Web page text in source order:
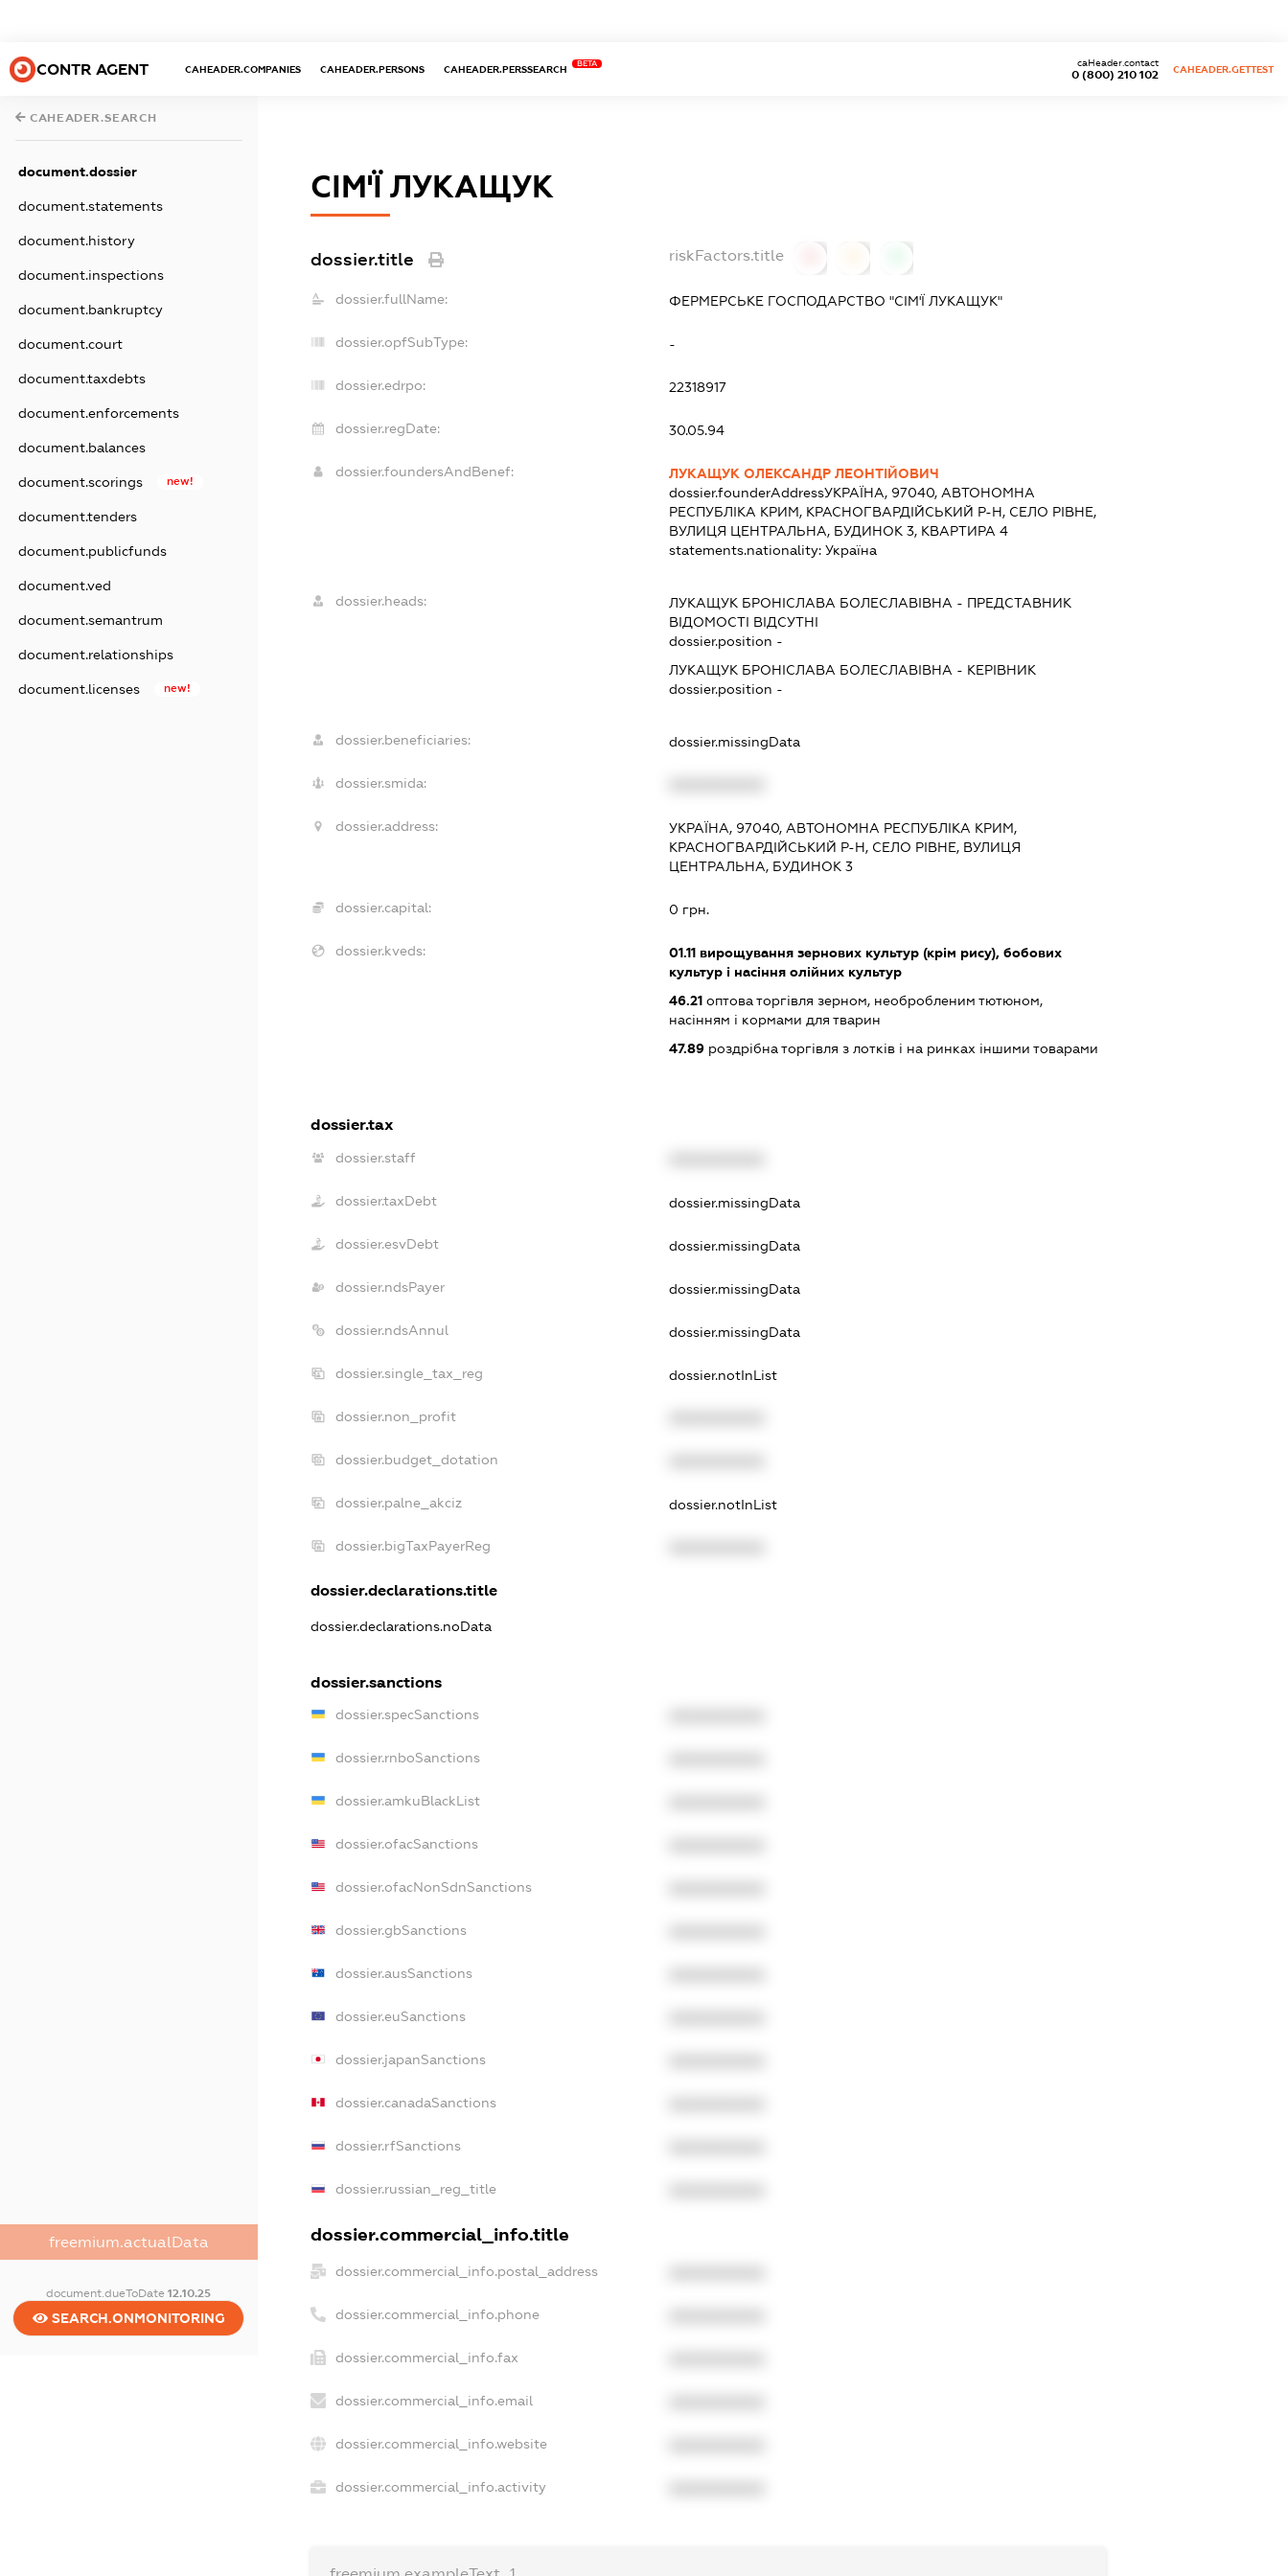
CONTR AGENT CAHEADER.COMPANIES CAHEADER.PERSONS CAHEADER.PERSSEARCH
BETA
0 (800) 210 102
caHeader.contact
CAHEADER.GETTEST
CAHEADER.SEARCH
document.dossier
document.statements
document.history
document.inspections
document.bankruptcy
document.court
document.taxdebts
document.enforcements
document.balances
document.scorings new!
document.tenders
document.publicfunds
document.ved
document.semantrum
document.relationships
document.licenses new!
freemium.actualData
document.dueToDate12.10.25
SEARCH.ONMONITORING
СІМ'Ї ЛУКАЩУК
dossier.title riskFactors.title
dossier.fullName: ФЕРМЕРСЬКЕ ГОСПОДАРСТВО "СІМ'Ї ЛУКАЩУК"
dossier.opfSubType: -
dossier.edrpo: 22318917
dossier.regDate: 30.05.94
dossier.foundersAndBenef:
ЛУКАЩУК ОЛЕКСАНДР ЛЕОНТІЙОВИЧ
dossier.founderAddressУКРАЇНА, 97040, АВТОНОМНА
РЕСПУБЛІКА КРИМ, КРАСНОГВАРДІЙСЬКИЙ Р-Н, СЕЛО РІВНЕ,
ВУЛИЦЯ ЦЕНТРАЛЬНА, БУДИНОК 3, КВАРТИРА 4
statements.nationality: Україна
dossier.heads: ЛУКАЩУК БРОНІСЛАВА БОЛЕСЛАВІВНА - ПРЕДСТАВНИК
ВІДОМОСТІ ВІДСУТНІ
dossier.position -
ЛУКАЩУК БРОНІСЛАВА БОЛЕСЛАВІВНА - КЕРІВНИК
dossier.position -
dossier.beneficiaries: dossier.missingData
dossier.smida:
dossier.address:
УКРАЇНА, 97040, АВТОНОМНА РЕСПУБЛІКА КРИМ,
КРАСНОГВАРДІЙСЬКИЙ Р-Н, СЕЛО РІВНЕ, ВУЛИЦЯ
ЦЕНТРАЛЬНА, БУДИНОК 3
dossier.capital: 0 грн.
dossier.kveds: 01.11вирощування зернових культур (крім рису), бобових
культур і насіння олійних культур
46.21оптова торгівля зерном, необробленим тютюном,
насінням і кормами для тварин
47.89роздрібна торгівля з лотків і на ринках іншими товарами
dossier.tax
dossier.staff
dossier.taxDebt dossier.missingData
dossier.esvDebt dossier.missingData
dossier.ndsPayer dossier.missingData
dossier.ndsAnnul dossier.missingData
dossier.single_tax_reg dossier.notInList
dossier.non_profit
dossier.budget_dotation
dossier.palne_akciz dossier.notInList
dossier.bigTaxPayerReg
dossier.declarations.title
dossier.declarations.noData
dossier.sanctions
dossier.specSanctions
dossier.rnboSanctions
dossier.amkuBlackList
dossier.ofacSanctions
dossier.ofacNonSdnSanctions
dossier.gbSanctions
dossier.ausSanctions
dossier.euSanctions
dossier.japanSanctions
dossier.canadaSanctions
dossier.rfSanctions
dossier.russian_reg_title
dossier.commercial_info.title
dossier.commercial_info.postal_address
dossier.commercial_info.phone
dossier.commercial_info.fax
dossier.commercial_info.email
dossier.commercial_info.website
dossier.commercial_info.activity